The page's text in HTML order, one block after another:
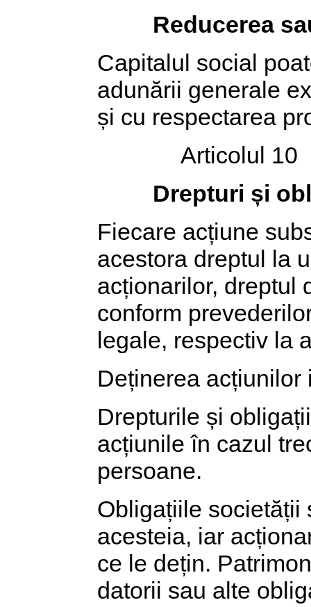
Reducerea
Capitalul social
adunării generale
și cu respectarea
Articolul 10
Drepturi și
Fiecare acțiune
acestora dreptul la
acționarilor, dreptul
conform
legale, respectiv la
Deținerea acțiunilor
Drepturile și
acțiunile în cazul
persoane.
Obligațiile societății
acesteia, iar
ce le dețin.
datorii sau alte